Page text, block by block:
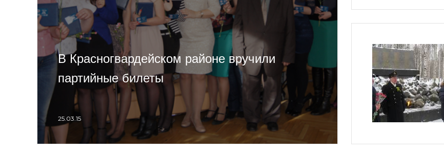
В Красногвардейском районе вручили
партийные билеты
25.03.15